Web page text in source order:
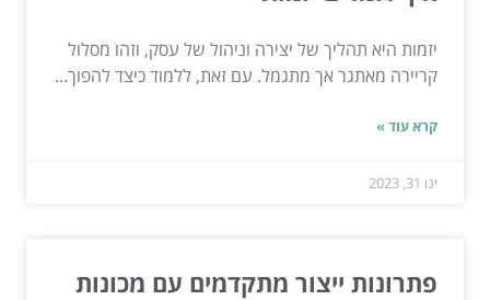
יזמות היא תהליך של יצירה וניהול של עסק, וזהו מסלול
קריירה מאתגר אך מתגמל. עם זאת, ללמוד כיצד להפוך...
קרא עוד »
ינו 31, 2023
פתרונות ייצור מתקדמים עם מכונות